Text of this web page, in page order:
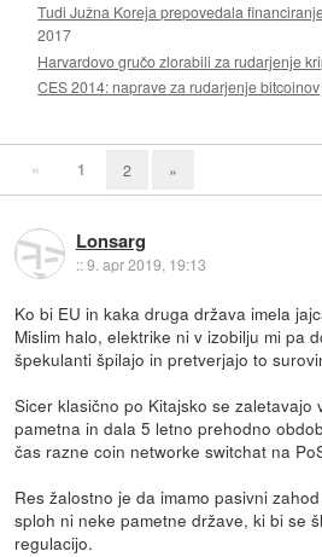
Tudi Južna Koreja prepovedala
2017
Harvardovo gručo zlorabili za rudarjenje
CES 2014: naprave za rudarjenje bitcoinov
« 1 2 »
Lonsarg
::9. apr 2019, 19:13
Ko bi EU in kaka druga država imela
Mislim halo, elektrike ni v izobilju mi pa
špekulanti špilajo in pretverjajo to
Sicer klasično po Kitajsko se zaletavajo
pametna in dala 5 letno prehodno
čas razne coin networke switchat na
Res žalostno je da imamo pasivni
sploh ni neke pametne države, ki bi se
regulacijo.